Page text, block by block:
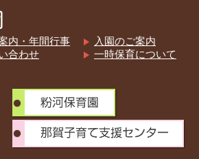
内・年間行事
合わせ
入園のご案内
一時保育について